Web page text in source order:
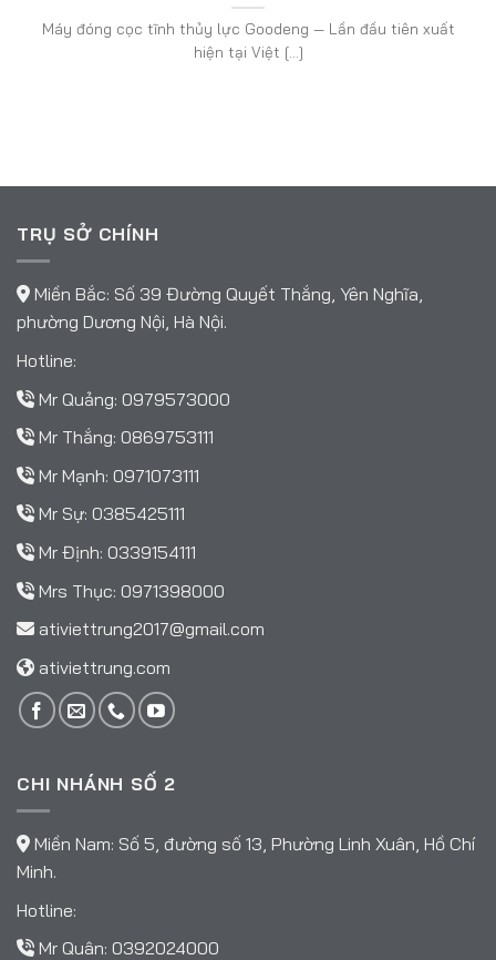
Máy đóng cọc tĩnh thủy lực Goodeng — Lần đầu tiên xuất
hiện tại Việt [...]
TRỤ SỞ CHÍNH
Miền Bắc: Số 39 Đường Quyết Thắng, Yên Nghĩa,
phường Dương Nội, Hà Nội.
Hotline:
Mr Quảng: 0979573000
Mr Thắng: 0869753111
Mr Mạnh: 0971073111
Mr Sự: 0385425111
Mr Định: 0339154111
Mrs Thục: 0971398000
ativiettrung2017@gmail.com
ativiettrung.com
CHI NHÁNH SỐ 2
Miền Nam: Số 5, đường số 13, Phường Linh Xuân, Hồ Chí
Minh.
Hotline:
Mr Quân: 0392024000